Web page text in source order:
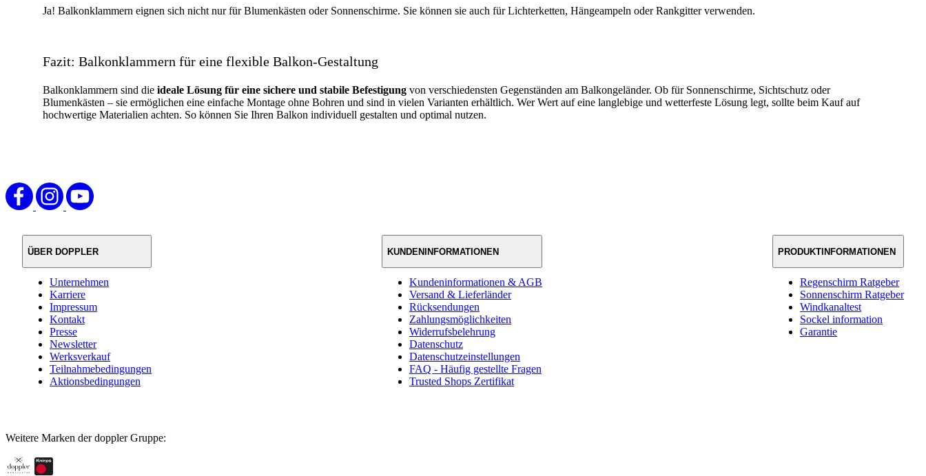
Ja! Balkonklammern eignen sich nicht nur für Blumenkästen oder Sonnenschirme. Sie können sie auch für Lichterketten, Hängeampeln oder Rankgitter verwenden.
Fazit: Balkonklammern für eine flexible Balkon-Gestaltung
Balkonklammern sind die ideale Lösung für eine sichere und stabile Befestigung von verschiedensten Gegenständen am Balkongeländer. Ob für Sonnenschirme, Sichtschutz oder
Blumenkästen – sie ermöglichen eine einfache Montage ohne Bohren und sind in vielen Varianten erhältlich. Wer Wert auf eine langlebige und wetterfeste Lösung legt, sollte beim Kauf auf
hochwertige Materialien achten. So können Sie Ihren Balkon individuell gestalten und optimal nutzen.
ÜBER DOPPLER
Unternehmen
Karriere
Impressum
Kontakt
Presse
Newsletter
Werksverkauf
Teilnahmebedingungen
Aktionsbedingungen
KUNDENINFORMATIONEN
Kundeninformationen & AGB
Versand & Lieferländer
Rücksendungen
Zahlungsmöglichkeiten
Widerrufsbelehrung
Datenschutz
Datenschutzeinstellungen
FAQ - Häufig gestellte Fragen
Trusted Shops Zertifikat
PRODUKTINFORMATIONEN
Regenschirm Ratgeber
Sonnenschirm Ratgeber
Windkanaltest
Sockel information
Garantie
Weitere Marken der doppler Gruppe: